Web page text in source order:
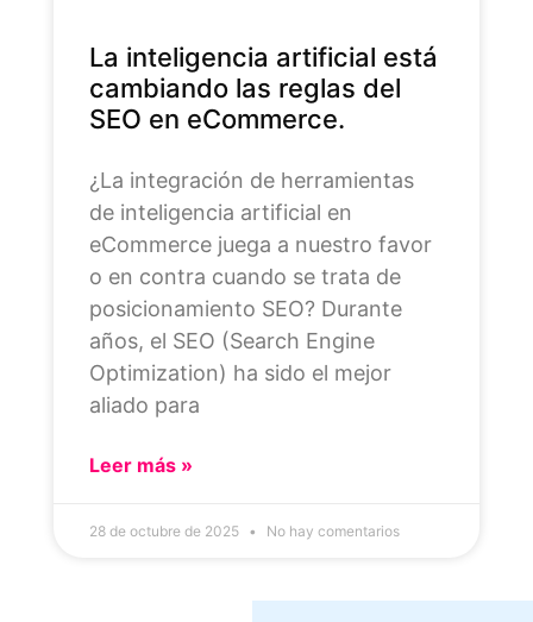
La inteligencia artificial está
cambiando las reglas del
SEO en eCommerce.
¿La integración de herramientas
de inteligencia artificial en
eCommerce juega a nuestro favor
o en contra cuando se trata de
posicionamiento SEO? Durante
años, el SEO (Search Engine
Optimization) ha sido el mejor
aliado para
Leer más »
28 de octubre de 2025 No hay comentarios